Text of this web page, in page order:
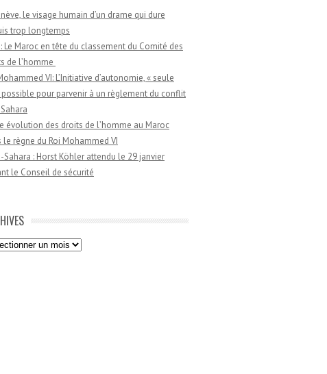
le visage humain d’un drame qui dure
trop longtemps
Le Maroc en tête du classement du Comité des
de l’homme
VI: L’Initiative d’autonomie, « seule
pour parvenir à un règlement du conflit
évolution des droits de l’homme au Maroc
le règne du Roi Mohammed VI
Sahara : Horst Köhler attendu le 29 janvier
le Conseil de sécurité